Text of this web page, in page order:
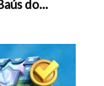
do...